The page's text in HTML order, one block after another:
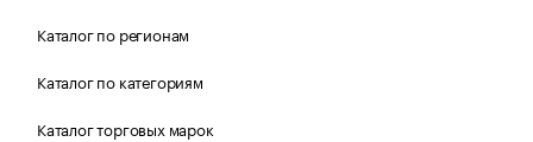
Каталог по регионам
Каталог по категориям
Каталог торговых марок